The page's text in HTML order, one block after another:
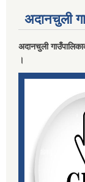
अदानचुली
अदानचुली
।